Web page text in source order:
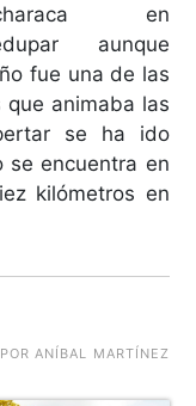
en
aunque
fue una de las
que animaba las
se ha ido
se encuentra en
kilómetros en
ANÍBAL MARTÍNEZ